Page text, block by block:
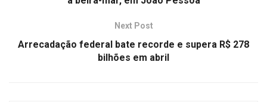
Next Post
Arrecadação federal bate recorde e supera R$ 278
bilhões em abril